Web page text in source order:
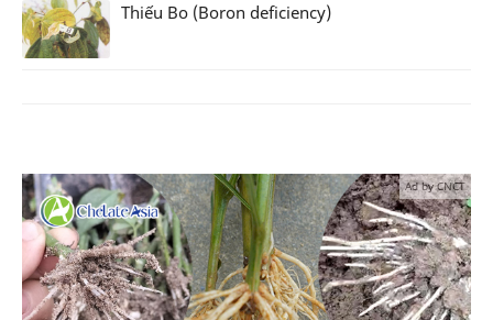
Thiếu Bo (Boron deficiency)
Ad by CNCT